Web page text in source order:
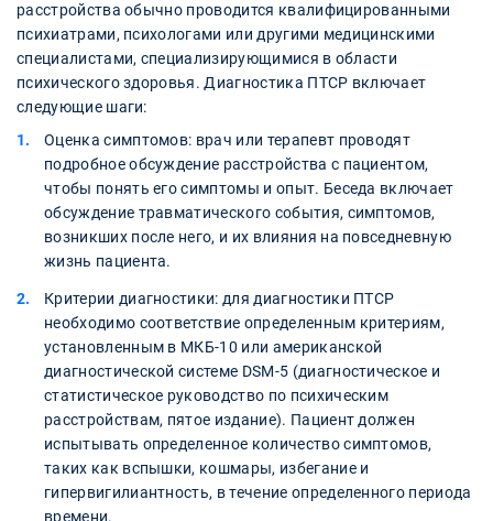
расстройства обычно проводится квалифицированными
психиатрами, психологами или другими медицинскими
специалистами, специализирующимися в области
психического здоровья. Диагностика ПТСР включает
следующие шаги:
Оценка симптомов: врач или терапевт проводят
подробное обсуждение расстройства с пациентом,
чтобы понять его симптомы и опыт. Беседа включает
обсуждение травматического события, симптомов,
возникших после него, и их влияния на повседневную
жизнь пациента.
Критерии диагностики: для диагностики ПТСР
необходимо соответствие определенным критериям,
установленным в МКБ-10 или американской
диагностической системе DSM-5 (диагностическое и
статистическое руководство по психическим
расстройствам, пятое издание). Пациент должен
испытывать определенное количество симптомов,
таких как вспышки, кошмары, избегание и
гипервигилиантность, в течение определенного периода
времени.